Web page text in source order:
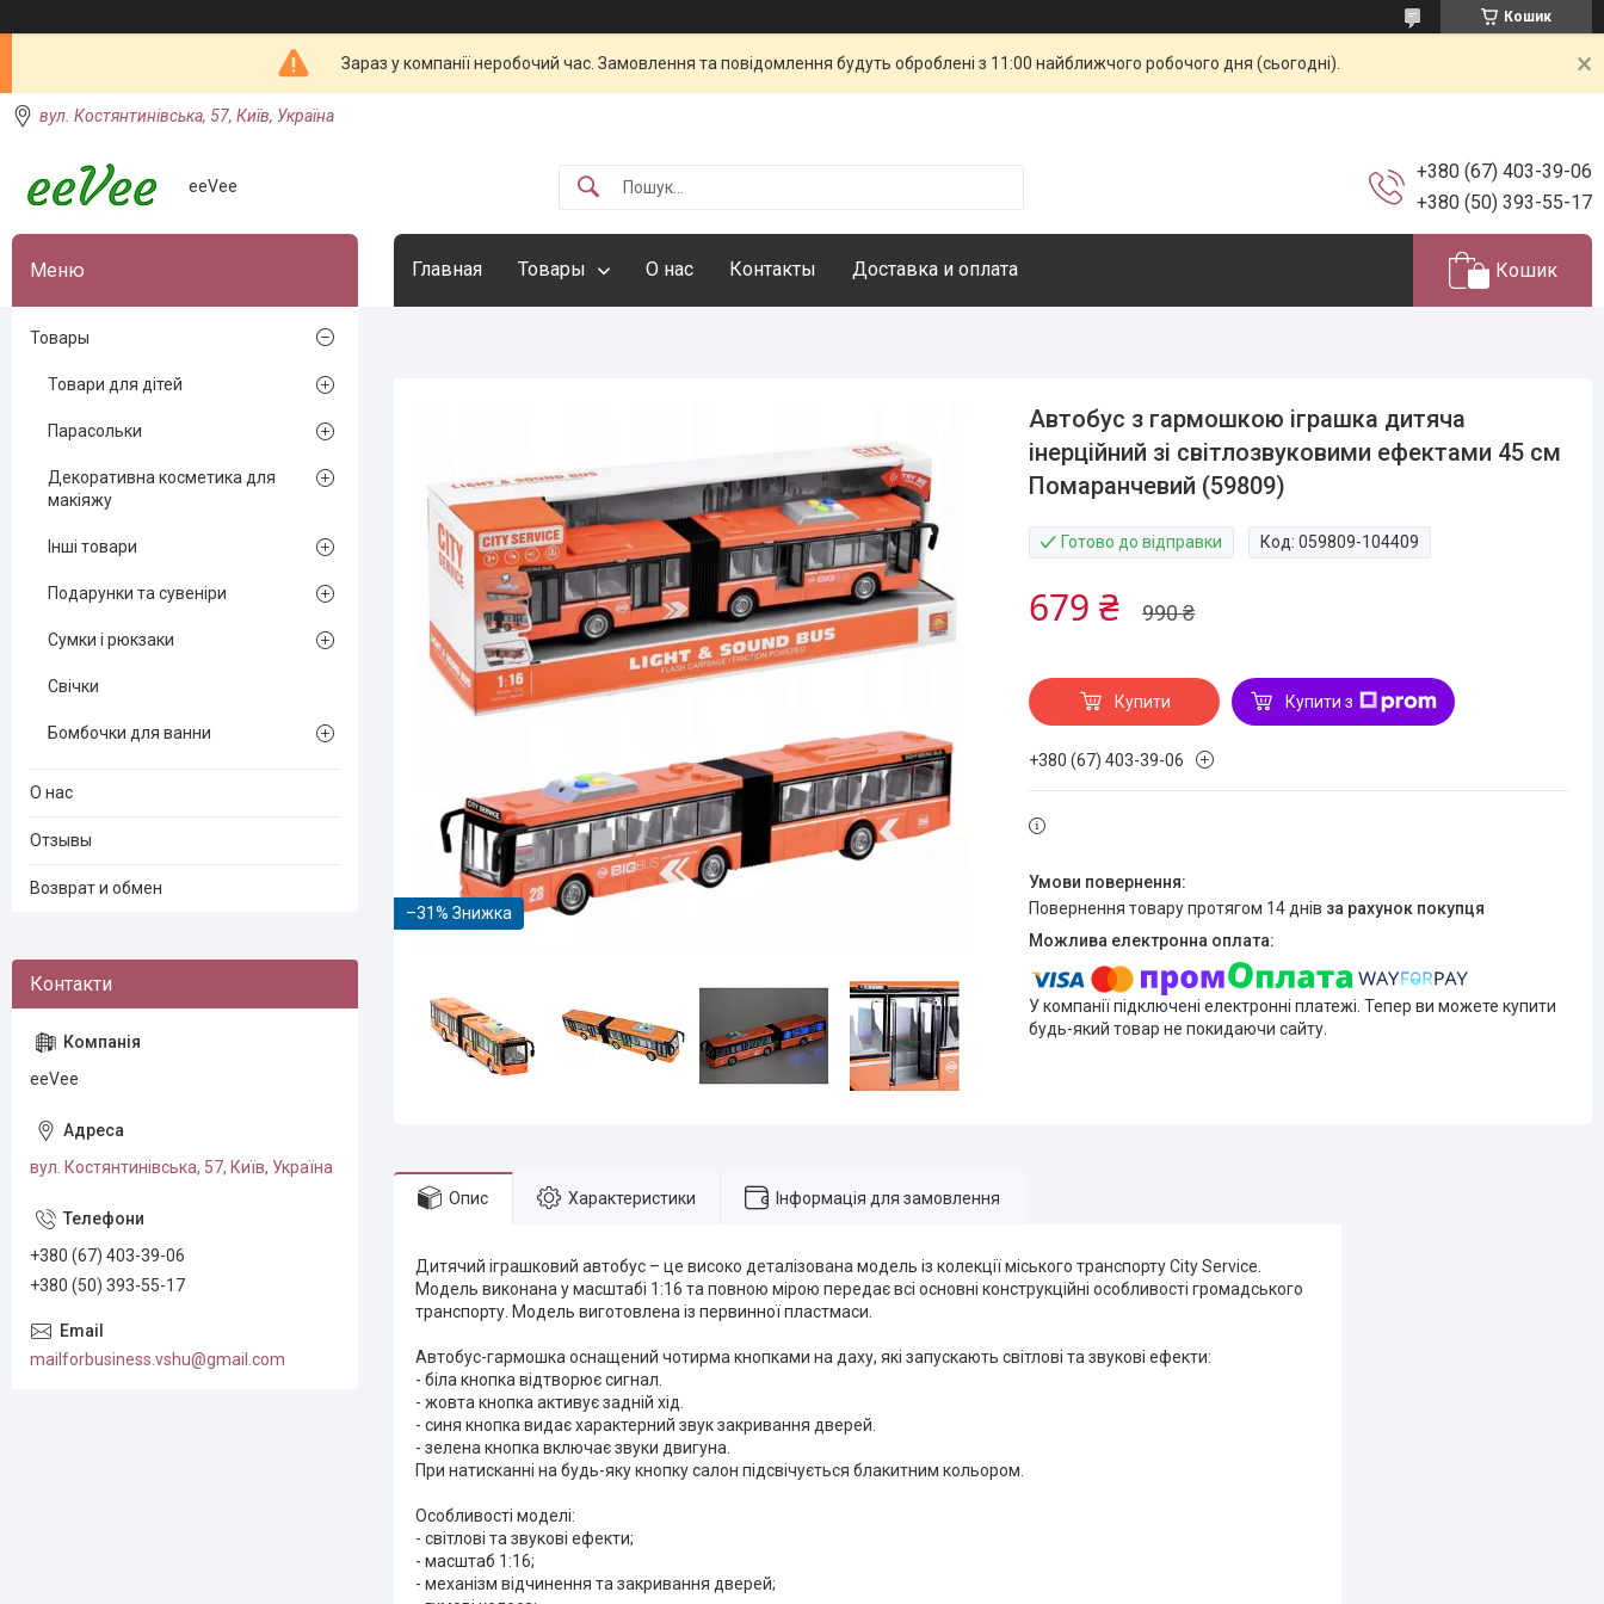
Кошик
Зараз у компанії неробочий час. Замовлення та повідомлення будуть оброблені з 11:00 найближчого робочого дня (сьогодні).
вул. Костянтинівська, 57, Київ, Україна
eeVee
+380 (67) 403-39-06
+380 (50) 393-55-17
Главная Товары О нас Контакты Доставка и оплата Кошик
–31%
Автобус з гармошкою іграшка дитяча
інерційний зі світлозвуковими ефектами 45 см
Помаранчевий (59809)
Готово до відправки Код:059809-104409
990 ₴
679 ₴
Купити Купити з
+380 (67) 403-39-06
повернення товару протягом 14 днів за рахунок покупця
У компанії підключені електронні платежі. Тепер ви можете купити
будь-який товар не покидаючи сайту.
Опис Характеристики Інформація для замовлення
Дитячий іграшковий автобус – це високо деталізована модель із колекції міського транспорту City Service.
Модель виконана у масштабі 1:16 та повною мірою передає всі основні конструкційні особливості громадського
транспорту. Модель виготовлена ​​із первинної пластмаси.
Автобус-гармошка оснащений чотирма кнопками на даху, які запускають світлові та звукові ефекти:
- біла кнопка відтворює сигнал.
- жовта кнопка активує задній хід.
- синя кнопка видає характерний звук закривання дверей.
- зелена кнопка включає звуки двигуна.
При натисканні на будь-яку кнопку салон підсвічується блакитним кольором.
Особливості моделі:
- світлові та звукові ефекти;
- масштаб 1:16;
- механізм відчинення та закривання дверей;
Товары
Товари для дітей
Парасольки
Декоративна косметика для
макіяжу
Інші товари
Подарунки та сувеніри
Сумки і рюкзаки
Свічки
Бомбочки для ванни
О нас
Отзывы
Возврат и обмен
eeVee
вул. Костянтинівська, 57, Київ, Україна
+380 (67) 403-39-06
+380 (50) 393-55-17
mailforbusiness.vshu@gmail.com